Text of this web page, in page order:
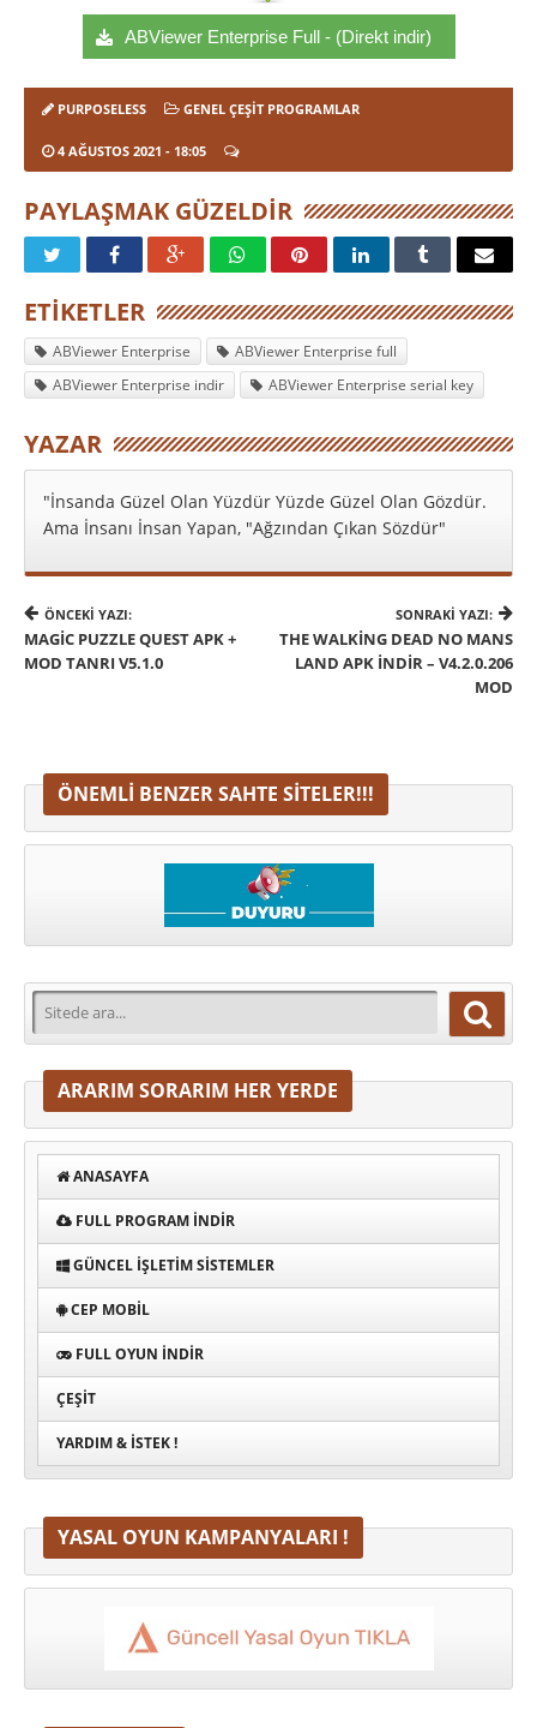
ABViewer Enterprise Full - (Direkt indir)
PURPOSELESS GENEL ÇEŞIT PROGRAMLAR
4 AĞUSTOS 2021 - 18:05
PAYLAŞMAK GÜZELDIR
ETIKETLER
ABViewer Enterprise
ABViewer Enterprise full
ABViewer Enterprise indir
ABViewer Enterprise serial key
YAZAR
"İnsanda Güzel Olan Yüzdür Yüzde Güzel Olan Gözdür.
Ama İnsanı İnsan Yapan, "Ağzından Çıkan Sözdür"
ÖNCEKI YAZI:
MAGIC PUZZLE QUEST APK +
MOD TANRI V5.1.0
SONRAKI YAZI:
THE WALKING DEAD NO MANS
LAND APK İNDIR – V4.2.0.206
MOD
ÖNEMLI BENZER SAHTE SITELER!!!
ARARIM SORARIM HER YERDE
ANASAYFA
FULL PROGRAM INDIR
GÜNCEL İŞLETIM SISTEMLER
CEP MOBIL
FULL OYUN İNDIR
ÇEŞIT
YARDIM & İSTEK !
YASAL OYUN KAMPANYALARI !